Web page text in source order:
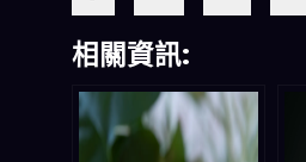
相關資訊: